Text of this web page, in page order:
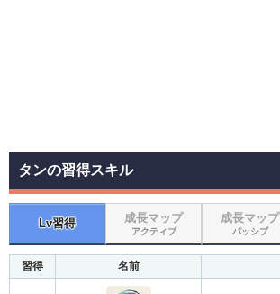
タンの習得スキル
Lv習得 成長マップ
アクティブ
成長マップ
パッシブ
習得 名前